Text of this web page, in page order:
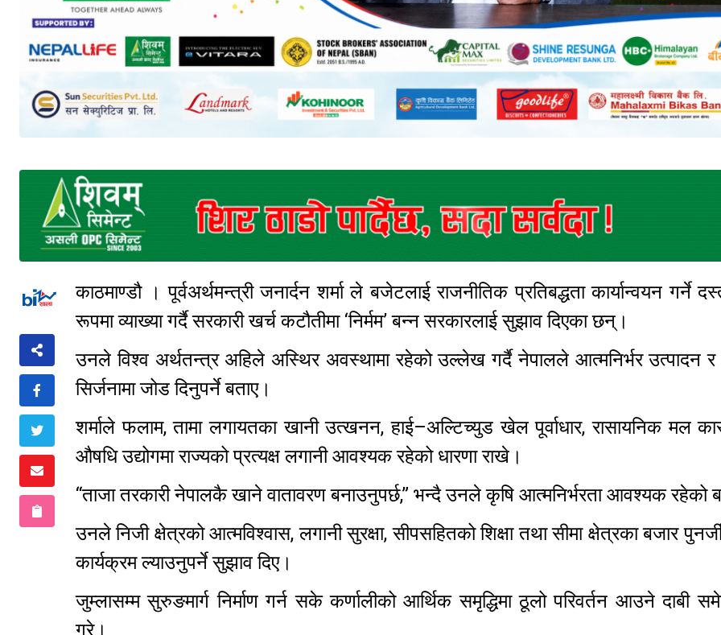
काठमाण्डौ । पूर्वअर्थमन्त्री जनार्दन शर्मा ले बजेटलाई राजनीतिक प्रतिबद्धता कार्यान्वयन गर्ने
रूपमा व्याख्या गर्दै सरकारी खर्च कटौतीमा ‘निर्मम’ बन्न सरकारलाई सुझाव दिएका छन्।
उनले विश्व अर्थतन्त्र अहिले अस्थिर अवस्थामा रहेको उल्लेख गर्दै नेपालले आत्मनिर्भर उत्पादन र
सिर्जनामा जोड दिनुपर्ने बताए।
शर्माले फलाम, तामा लगायतका खानी उत्खनन, हाई–अल्टिच्युड खेल पूर्वाधार, रासायनिक मल
औषधि उद्योगमा राज्यको प्रत्यक्ष लगानी आवश्यक रहेको धारणा राखे।
“ताजा तरकारी नेपालकै खाने वातावरण बनाउनुपर्छ,” भन्दै उनले कृषि आत्मनिर्भरता आवश्यक रहेको
उनले निजी क्षेत्रको आत्मविश्वास, लगानी सुरक्षा, सीपसहितको शिक्षा तथा सीमा क्षेत्रका बजार
कार्यक्रम ल्याउनुपर्ने सुझाव दिए।
जुम्लासम्म सुरुङमार्ग निर्माण गर्न सके कर्णालीको आर्थिक समृद्धिमा ठूलो परिवर्तन आउने दाबी
गरे।